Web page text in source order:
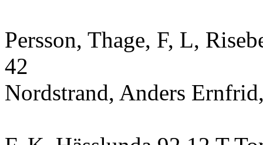
Persson, Thage, F, L,
42
Nordstrand, Anders